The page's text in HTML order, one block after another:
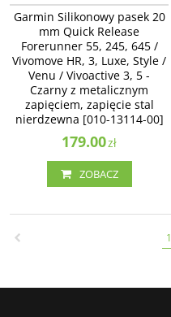
Garmin Silikonowy pasek 20 mm
Quick Release Forerunner 55, 245,
645 / Vivomove HR, 3, Luxe, Style /
Venu / Vivoactive 3 - Czarny z
metalicznym zapięciem, zapięcie
stal nierdzewna [010-13114-00]
Dostępność: Zakończono
produkcję. Produkt niedostępny.
Garmin Silikonowy pasek 20
mm Quick Release
Forerunner 55, 245, 645 /
Vivomove HR, 3, Luxe, Style /
Venu / Vivoactive 3, 5 -
Czarny z metalicznym
zapięciem, zapięcie stal
nierdzewna [010-13114-00]
179.00zł
ZOBACZ
1